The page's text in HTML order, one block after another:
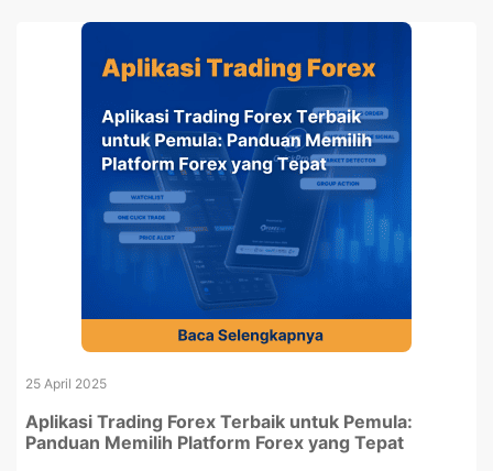
25 April 2025
Aplikasi Trading Forex Terbaik untuk Pemula:
Panduan Memilih Platform Forex yang Tepat